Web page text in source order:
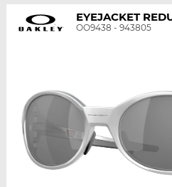
EYEJACKET
OO9438 - 943805